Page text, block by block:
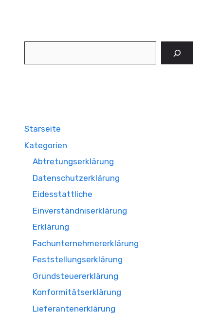
Starseite
Kategorien
Abtretungserklärung
Datenschutzerklärung
Eidesstattliche
Einverständniserklärung
Erklärung
Fachunternehmererklärung
Feststellungserklärung
Grundsteuererklärung
Konformitätserklärung
Lieferantenerklärung